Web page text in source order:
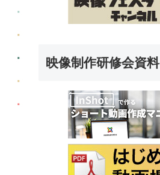
映像制作研修会資料